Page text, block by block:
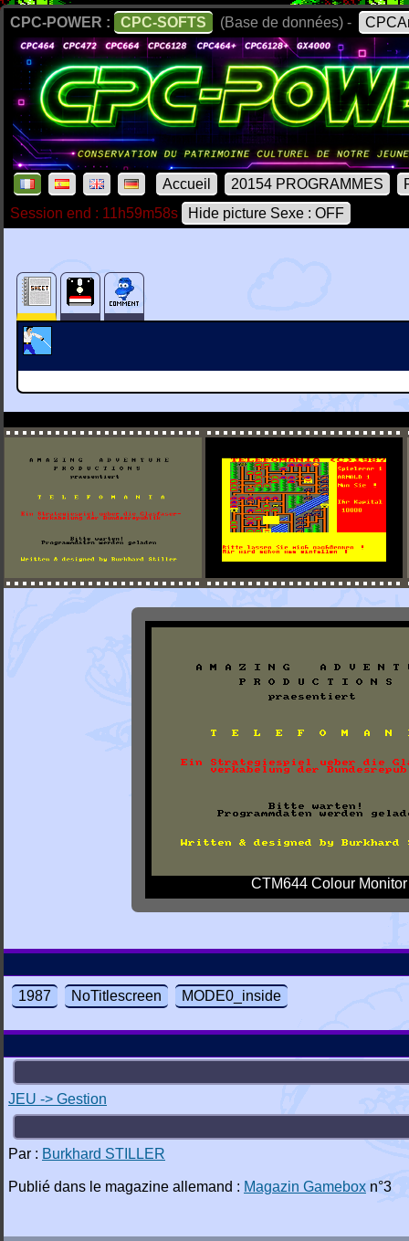
CPC-POWER : CPC-SOFTS (Base de données) -
Accueil 20154 PROGRAMMES
Session end : 11h59m58s
Hide picture Sexe : OFF
CTM644 Colour Monitor
1987 NoTitlescreen MODE0_inside
JEU -> Gestion
Par : Burkhard STILLER
Publié dans le magazine allemand : Magazin Gamebox n°3